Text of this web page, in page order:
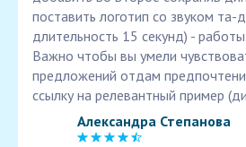
поставить логотип со звуком та-
длительность 15 секунд) -
Важно чтобы вы умели
предложений отдам
ссылку на релевантный пример
Александра Степанова